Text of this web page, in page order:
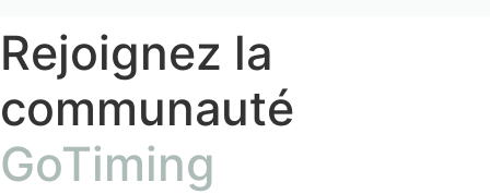
Rejoignez la
communauté
GoTiming